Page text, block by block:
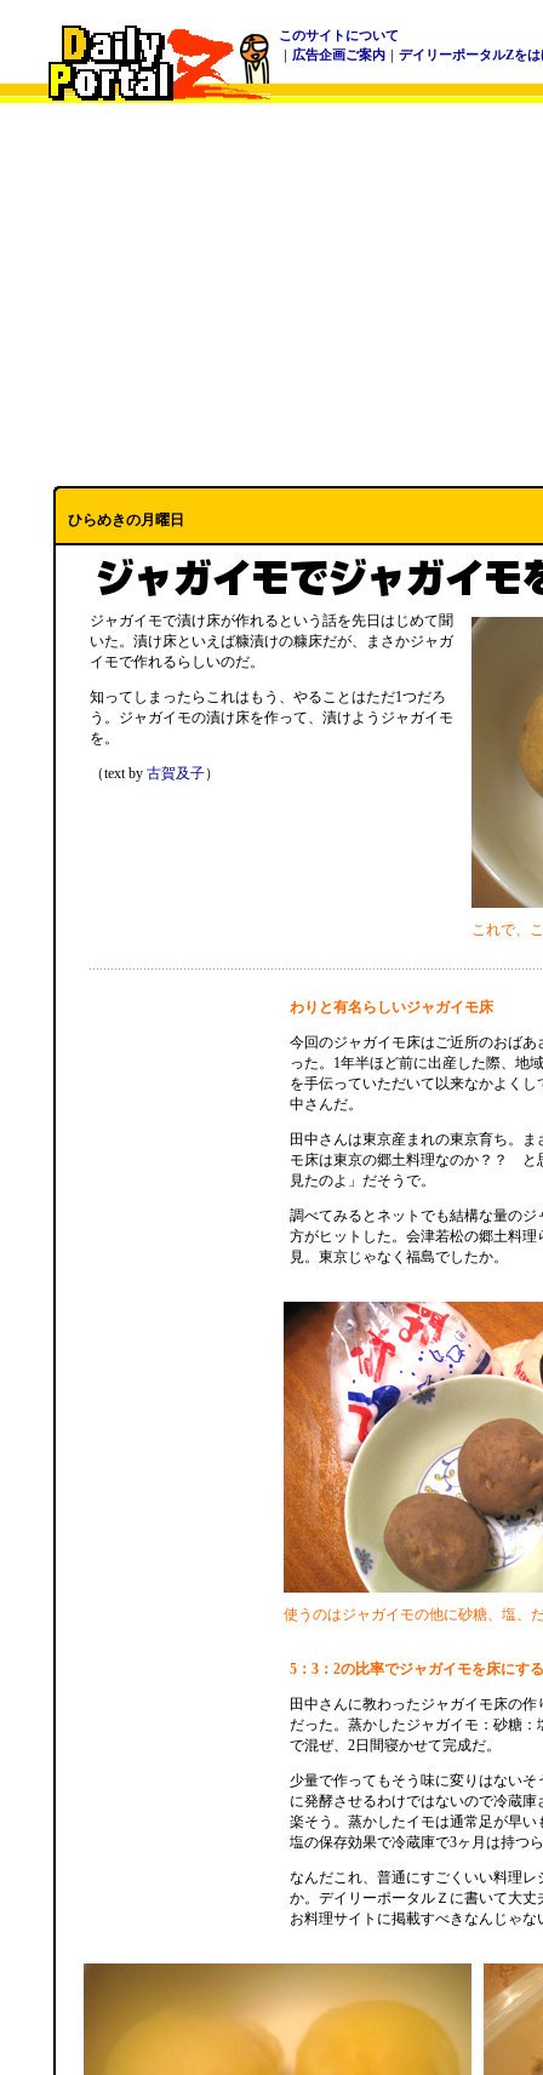
このサイトについて
｜ 広告企画ご案内 ｜ デイリーポータルZを
ひらめきの月曜日
これで、
ジャガイモで漬け床が作れるという話を先日はじめて聞
いた。漬け床といえば糠漬けの糠床だが、まさかジャガ
イモで作れるらしいのだ。
知ってしまったらこれはもう、やることはただ1つだろ
う。ジャガイモの漬け床を作って、漬けようジャガイモ
を。
（text by 古賀及子）
わりと有名らしいジャガイモ床
今回のジャガイモ床はご近所のおばあ
った。1年半ほど前に出産した際、地
を手伝っていただいて以来なかよくし
中さんだ。
田中さんは東京産まれの東京育ち。ま
モ床は東京の郷土料理なのか？？ と
見たのよ」だそうで。
調べてみるとネットでも結構な量のジ
方がヒットした。会津若松の郷土料理
見。東京じゃなく福島でしたか。
使うのはジャガイモの他に砂糖、塩、
5：3：2の比率でジャガイモを床にする
田中さんに教わったジャガイモ床の作
だった。蒸かしたジャガイモ：砂糖：
で混ぜ、2日間寝かせて完成だ。
少量で作ってもそう味に変りはないそ
に発酵させるわけではないので冷蔵庫
楽そう。蒸かしたイモは通常足が早い
塩の保存効果で冷蔵庫で3ヶ月は持つ
なんだこれ、普通にすごくいい料理レ
か。デイリーポータルＺに書いて大丈
お料理サイトに掲載すべきなんじゃな